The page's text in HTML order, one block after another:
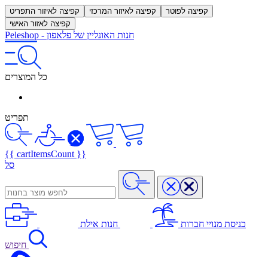
קפיצה לאיזור התפריט קפיצה לאיזור המרכזי
קפיצה לפוטר
קפיצה לאזור האישי
Peleshop - חנות האונליין של פלאפון
כל המוצרים
תפריט
{{ cartItemsCount }}
סל
כניסת מנויי חברות חנות אילת
חיפוש